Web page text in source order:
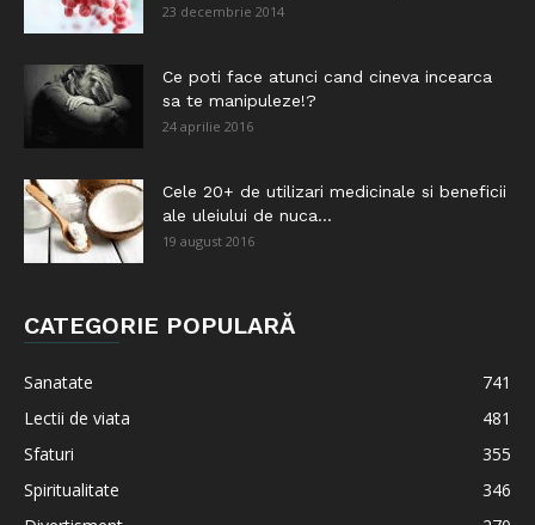
23 decembrie 2014
Ce poti face atunci cand cineva incearca
sa te manipuleze!?
24 aprilie 2016
Cele 20+ de utilizari medicinale si beneficii
ale uleiului de nuca...
19 august 2016
CATEGORIE POPULARĂ
Sanatate
741
Lectii de viata
481
Sfaturi
355
Spiritualitate
346